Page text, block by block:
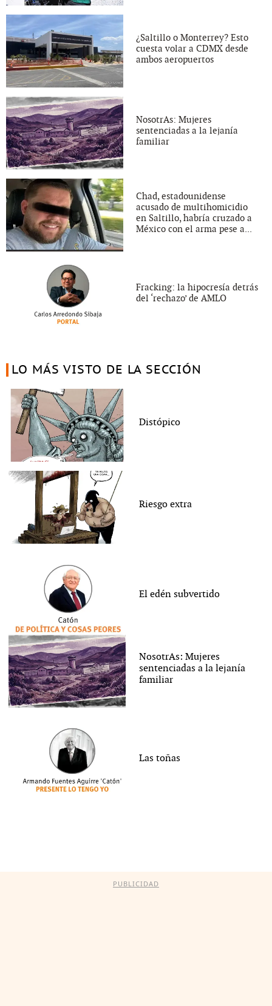
¿Saltillo o Monterrey? Esto
cuesta volar a CDMX desde
ambos aeropuertos
NosotrAs: Mujeres
sentenciadas a la lejanía
familiar
Chad, estadounidense
acusado de multihomicidio
en Saltillo, habría cruzado a
México con el arma pese a...
Fracking: la hipocresía detrás
del ‘rechazo’ de AMLO
LO MÁS VISTO DE LA SECCIÓN
Distópico
Riesgo extra
El edén subvertido
NosotrAs: Mujeres
sentenciadas a la lejanía
familiar
Las toñas
PUBLICIDAD